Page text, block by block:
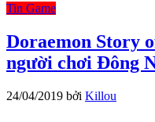
Tin Game
Doraemon Story
người chơi Đông
24/04/2019 bởi Killou